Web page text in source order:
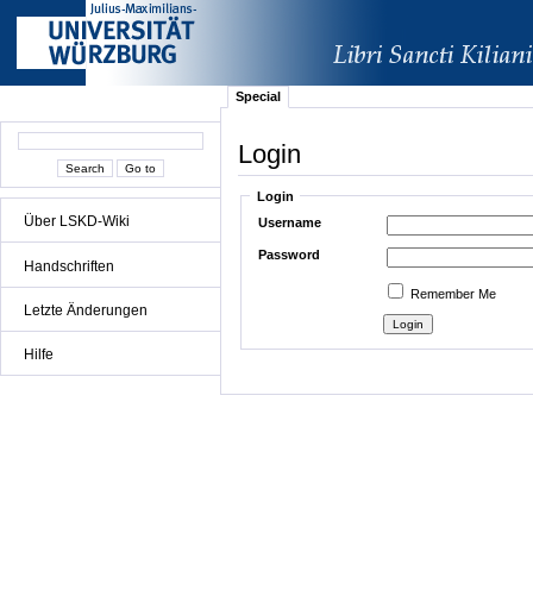
Über LSKD-Wiki
Handschriften
Letzte Änderungen
Hilfe
Special
Login
Login
Username
Password
Remember Me